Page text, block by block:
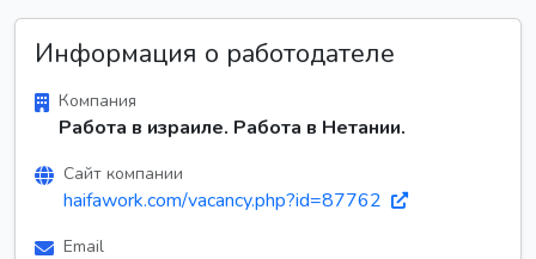
Информация о работодателе
Компания
Работа в израиле. Работа в Нетании.
Сайт компании
haifawork.com/vacancy.php?id=87762
Email